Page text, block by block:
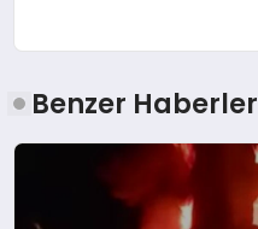
Benzer Haberler